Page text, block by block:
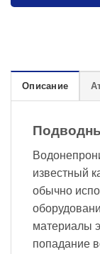
Описание
известный
обычно
материалы
попадание